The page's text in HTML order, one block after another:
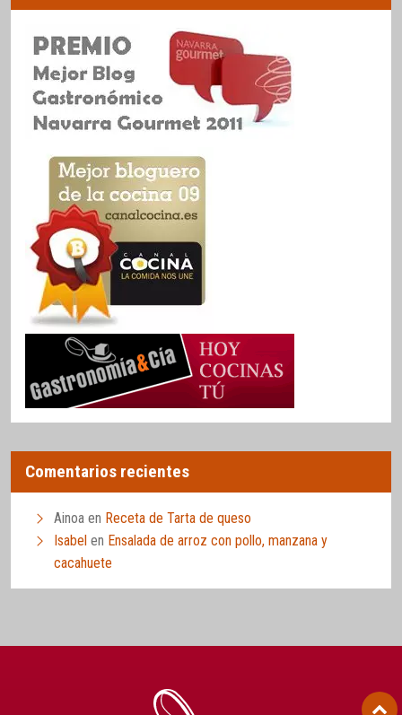
Comentarios recientes
Ainoa en Receta de Tarta de queso
Isabel en Ensalada de arroz con pollo, manzana y
cacahuete